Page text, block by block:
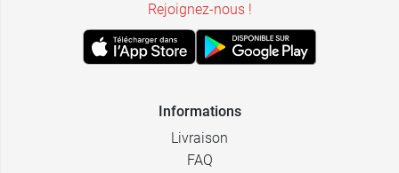
Rejoignez-nous !
Informations
Livraison
FAQ